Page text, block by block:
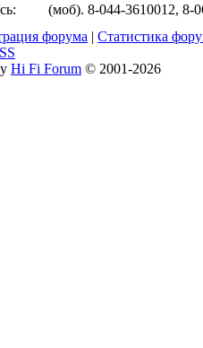
(моб). 8-044-3610012, 8-
форума | Статистика
Hi Fi Forum © 2001-2026